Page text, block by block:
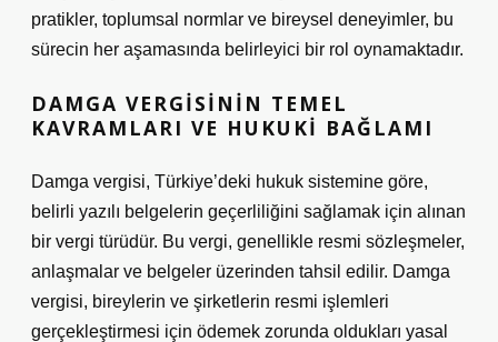
pratikler, toplumsal normlar ve bireysel deneyimler, bu
sürecin her aşamasında belirleyici bir rol oynamaktadır.
DAMGA VERGISININ TEMEL
KAVRAMLARI VE HUKUKI BAĞLAMI
Damga vergisi, Türkiye’deki hukuk sistemine göre,
belirli yazılı belgelerin geçerliliğini sağlamak için alınan
bir vergi türüdür. Bu vergi, genellikle resmi sözleşmeler,
anlaşmalar ve belgeler üzerinden tahsil edilir. Damga
vergisi, bireylerin ve şirketlerin resmi işlemleri
gerçekleştirmesi için ödemek zorunda oldukları yasal